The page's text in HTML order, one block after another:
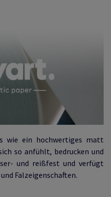
wie ein hochwertiges matt
so anfühlt, bedrucken und
und reißfest und verfügt
Falzeigenschaften.